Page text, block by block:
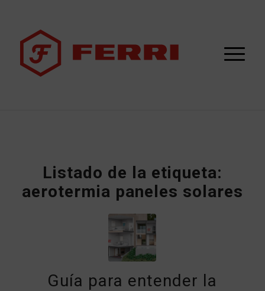
Listado de la etiqueta:
aerotermia paneles solares
Guía para entender la